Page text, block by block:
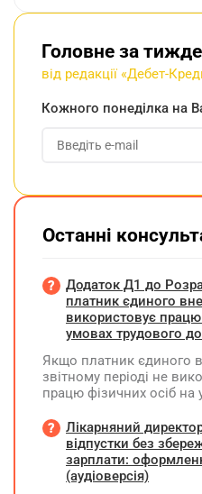
Головне за
від редакції «Дебет-
Кожного понеділка на
Останні
Додаток Д1 до
платник єдиного
використовує
умовах трудового
Якщо платник єдиного
звітному періоді не
працю фізичних осіб на
на інших умовах,
законодавством,
Додаток ФІЗ-Д1 за
період не подається
Лікарняний
відпустки без
зарплати:
(аудіоверсія)